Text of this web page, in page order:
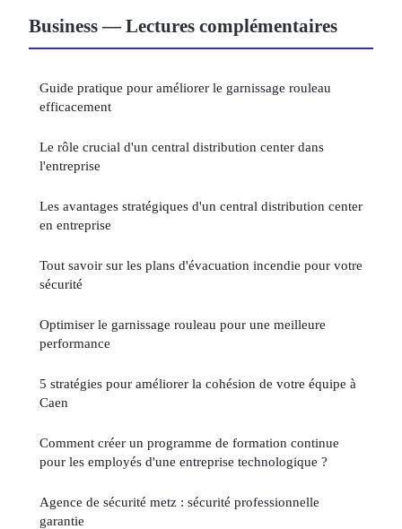
Business — Lectures complémentaires
Guide pratique pour améliorer le garnissage rouleau
efficacement
Le rôle crucial d'un central distribution center dans
l'entreprise
Les avantages stratégiques d'un central distribution center
en entreprise
Tout savoir sur les plans d'évacuation incendie pour votre
sécurité
Optimiser le garnissage rouleau pour une meilleure
performance
5 stratégies pour améliorer la cohésion de votre équipe à
Caen
Comment créer un programme de formation continue
pour les employés d'une entreprise technologique ?
Agence de sécurité metz : sécurité professionnelle
garantie